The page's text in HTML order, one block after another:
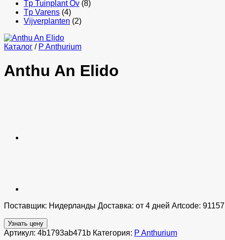
Tp Tuinplant Ov (8)
Tp Varens (4)
Vijverplanten (2)
Каталог / P Anthurium
Anthu An Elido
Поставщик: Нидерланды Доставка: от 4 дней Artcode: 91157
Узнать цену
Артикул: 4b1793ab471b Категория: P Anthurium